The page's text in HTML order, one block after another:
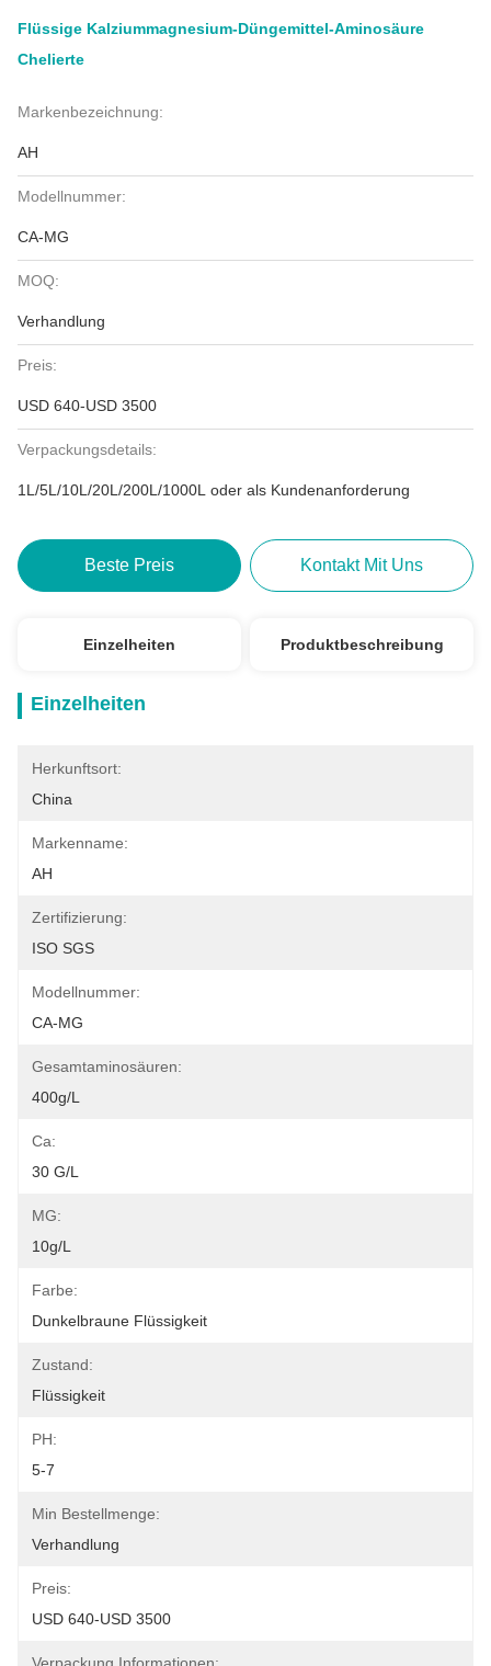
Flüssige Kalziummagnesium-Düngemittel-Aminosäure
Chelierte
Markenbezeichnung:
AH
Modellnummer:
CA-MG
MOQ:
Verhandlung
Preis:
USD 640-USD 3500
Verpackungsdetails:
1L/5L/10L/20L/200L/1000L oder als Kundenanforderung
Beste Preis Kontakt Mit Uns
Einzelheiten Produktbeschreibung
Einzelheiten
Herkunftsort:
China
Markenname:
AH
Zertifizierung:
ISO SGS
Modellnummer:
CA-MG
Gesamtaminosäuren:
400g/L
Ca:
30 G/l
MG:
10g/L
Farbe:
Dunkelbraune Flüssigkeit
Zustand:
Flüssigkeit
PH:
5-7
Min Bestellmenge:
Verhandlung
Preis:
USD 640-USD 3500